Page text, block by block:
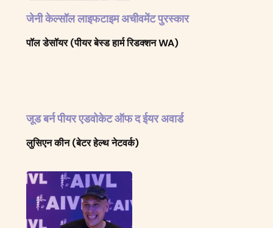
जेनी केल्सॉल लाइफटाइम अचीवमेंट पुरस्कार
पॉल डेसॉयर (पीयर बेस्ड हार्म रिडक्शन WA)
जूड बर्न पीयर एडवोकेट ऑफ द ईयर अवार्ड
लुसिएन कीन (बेटर हेल्थ नेटवर्क)